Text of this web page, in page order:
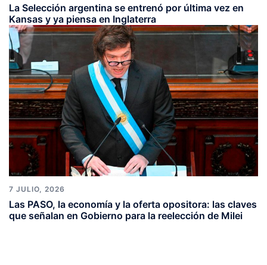
La Selección argentina se entrenó por última vez en
Kansas y ya piensa en Inglaterra
7 JULIO, 2026
Las PASO, la economía y la oferta opositora: las claves
que señalan en Gobierno para la reelección de Milei